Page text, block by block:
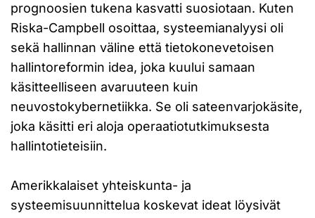
prognoosien tukena kasvatti suosiotaan. Kuten
Riska-Campbell osoittaa, systeemianalyysi oli
sekä hallinnan väline että tietokonevetoisen
hallintoreformin idea, joka kuului samaan
käsitteelliseen avaruuteen kuin
neuvostokybernetiikka. Se oli sateenvarjokäsite,
joka käsitti eri aloja operaatiotutkimuksesta
hallintotieteisiin.
Amerikkalaiset yhteiskunta- ja
systeemisuunnittelua koskevat ideat löysivät